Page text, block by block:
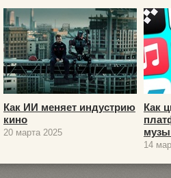
Как ИИ меняет индустрию
кино
20 марта 2025
Как
14